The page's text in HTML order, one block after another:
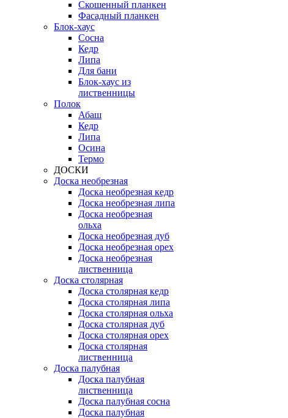
Скошенный планкен
Фасадный планкен
Блок-хаус
Сосна
Кедр
Липа
Для бани
Блок-хаус из
лиственницы
Полок
Абаш
Кедр
Липа
Осина
Термо
ДОСКИ
Доска необрезная
Доска необрезная кедр
Доска необрезная липа
Доска необрезная
ольха
Доска необрезная дуб
Доска необрезная орех
Доска необрезная
лиственница
Доска столярная
Доска столярная кедр
Доска столярная липа
Доска столярная ольха
Доска столярная дуб
Доска столярная орех
Доска столярная
лиственница
Доска палубная
Доска палубная
лиственница
Доска палубная сосна
Доска палубная